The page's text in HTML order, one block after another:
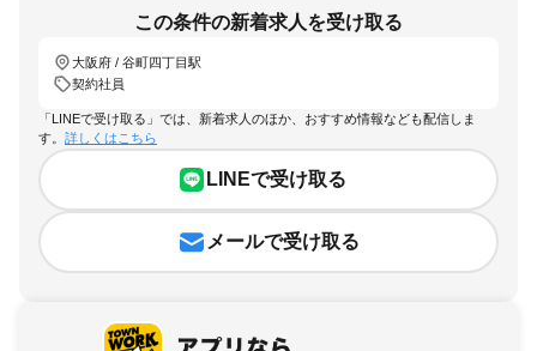
この条件の新着求人を受け取る
大阪府 / 谷町四丁目駅
契約社員
「LINEで受け取る」では、新着求人のほか、おすすめ情報なども配信しま
す。 詳しくはこちら
LINEで受け取る
メールで受け取る